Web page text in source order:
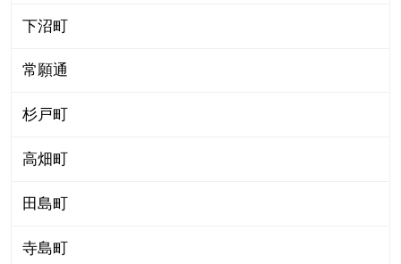
下沼町
常願通
杉戸町
高畑町
田島町
寺島町